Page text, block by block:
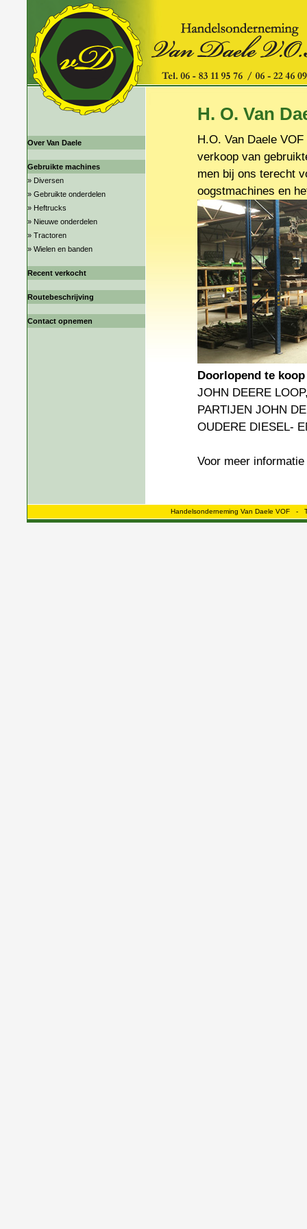
Over Van Daele
Gebruikte machines
» Diversen
» Gebruikte onderdelen
» Heftrucks
» Nieuwe onderdelen
» Tractoren
» Wielen en banden
Recent verkocht
Routebeschrijving
Contact opnemen
H. O. Van
H.O. Van Daele
verkoop van
men bij ons terecht
oogstmachines en
Doorlopend te
JOHN DEERE
PARTIJEN JOHN
OUDERE DIESEL-
Voor meer
Handelsonderneming Van Daele VOF